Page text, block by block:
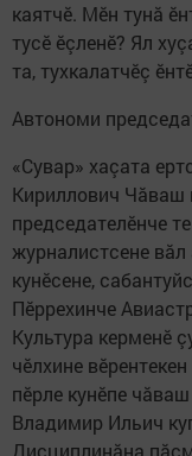
каятчӗ. Мӗн тунă
тусӗ ӗçленӗ? Ял
та, тухкалатчӗç
Автономи
«Сувар» хаçата
Кириллович Чăваш
председателӗнче
журналистсене вăл
кунӗсене,
Пӗррехинче
Культура керменӗ
чӗлхине
пӗрле кунӗпе
Владимир Ильич